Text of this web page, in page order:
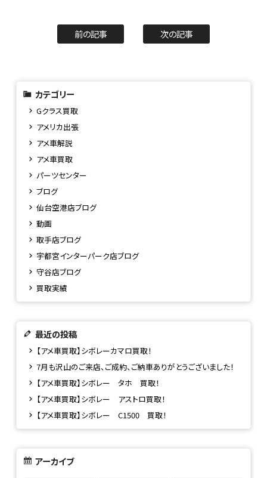
前の記事 次の記事
カテゴリー
Gクラス買取
アメリカ出張
アメ車解説
アメ車買取
パーツセンター
ブログ
仙台空港店ブログ
動画
取手店ブログ
宇都宮インターパーク店ブログ
守谷店ブログ
買取実績
最近の投稿
【アメ車買取】シボレーカマロ買取！
7月も沢山のご来店、ご成約、ご納車ありがとうございました！
【アメ車買取】シボレー タホ 買取！
【アメ車買取】シボレー アストロ買取！
【アメ車買取】シボレー C1500 買取！
アーカイブ